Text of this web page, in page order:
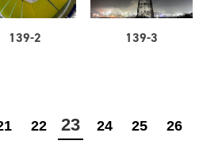
139-2 139-3
22 23 24 25 26